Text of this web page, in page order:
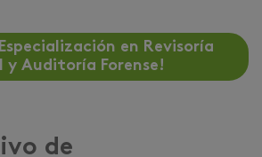
en Revisoría
y Auditoría Forense!
de